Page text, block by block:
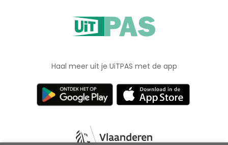
Haal meer uit je UiTPAS met de app